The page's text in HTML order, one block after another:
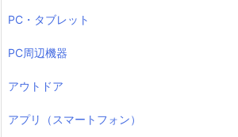
PC・タブレット
PC周辺機器
アウトドア
アプリ（スマートフォン）